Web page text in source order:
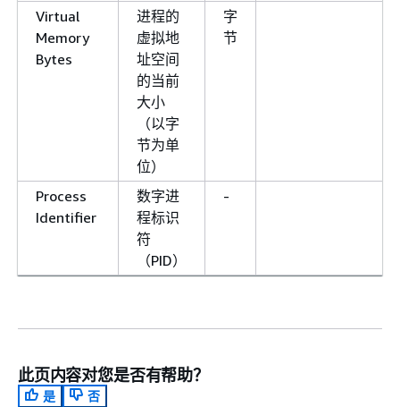
Virtual
Memory
Bytes
进程的
虚拟地
址空间
的当前
大小
（以字
节为单
位）
字
节
Process
Identifier
数字进
程标识
符
（PID）
-
此页内容对您是否有帮助？
是
否